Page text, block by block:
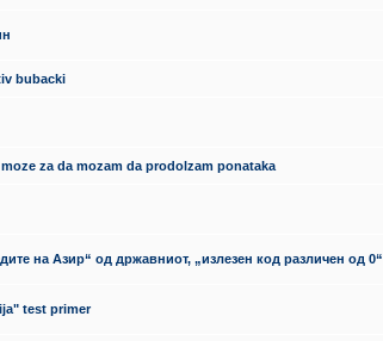
bubacki
za da mozam da prodolzam ponataka
на Азир“ од државниот, „излезен код различен од 0“
test primer